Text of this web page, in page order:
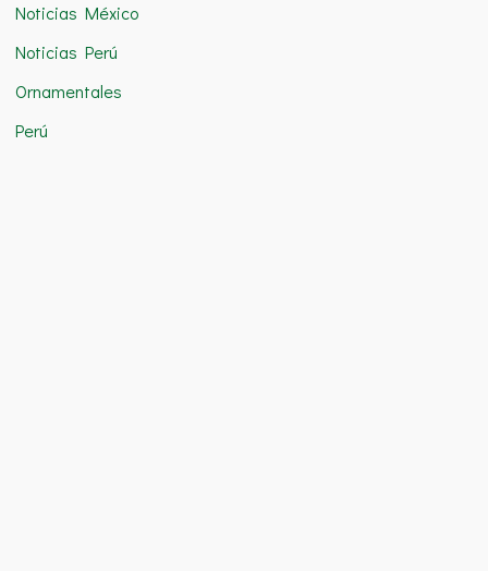
Noticias México
Noticias Perú
Ornamentales
Perú